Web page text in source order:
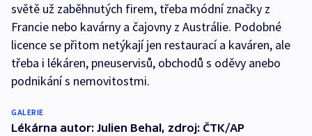
světě už zaběhnutých firem, třeba módní značky z
Francie nebo kavárny a čajovny z Austrálie. Podobné
licence se přitom netýkají jen restaurací a kaváren, ale
třeba i lékáren, pneuservisů, obchodů s oděvy anebo
podnikání s nemovitostmi.
GALERIE
Lékárna autor: Julien Behal, zdroj: ČTK/AP